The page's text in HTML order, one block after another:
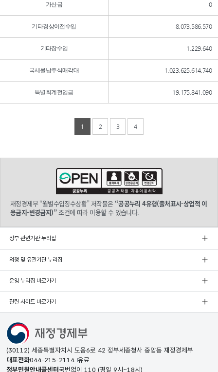
가산금 0
기타경상이전수입 8,073,586,570
기타잡수입 1,229,640
국세물납주식매각대 1,023,625,614,740
특별회계전입금 19,175,841,090
1 2 3 4
재정경제부 “월별수입징수상황” 저작물은 “공공누리 4유형(출처표시-상업적 이
용금지-변경금지)”조건에 따라 이용할 수 있습니다.
정부 관련기관 누리집
외청 및 유관기관 누리집
운영 누리집 바로가기
관련 사이트 바로가기
(30112) 세종특별자치시 도움6로 42 정부세종청사 중앙동 재정경제부
대표전화044-215-2114 유료
정부민원안내콜센터국번없이 110 (평일 9시~18시)